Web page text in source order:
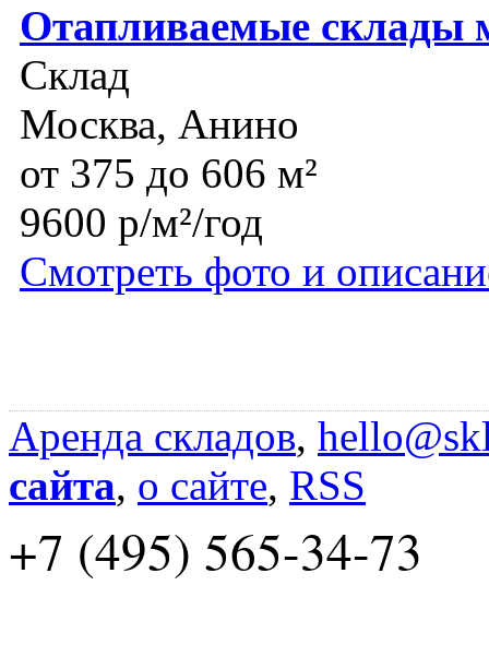
Отапливаемые склады
Склад
Москва, Анино
от 375 до 606 м²
9600 р/м²/год
Смотреть фото и
Аренда складов,
сайта, о сайте, RSS
+7 (495) 565-34-73